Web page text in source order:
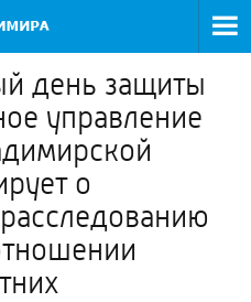
день защиты
управление
о